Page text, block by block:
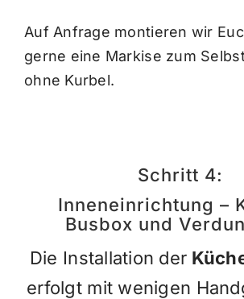
Auf Anfrage montieren wir
gerne eine Markise zum
ohne Kurbel.
Schritt 4:
Inneneinrichtung –
Busbox und
Die Installation der
erfolgt mit wenigen